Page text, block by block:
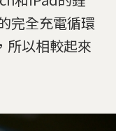
完全充電循環
所以相較起來